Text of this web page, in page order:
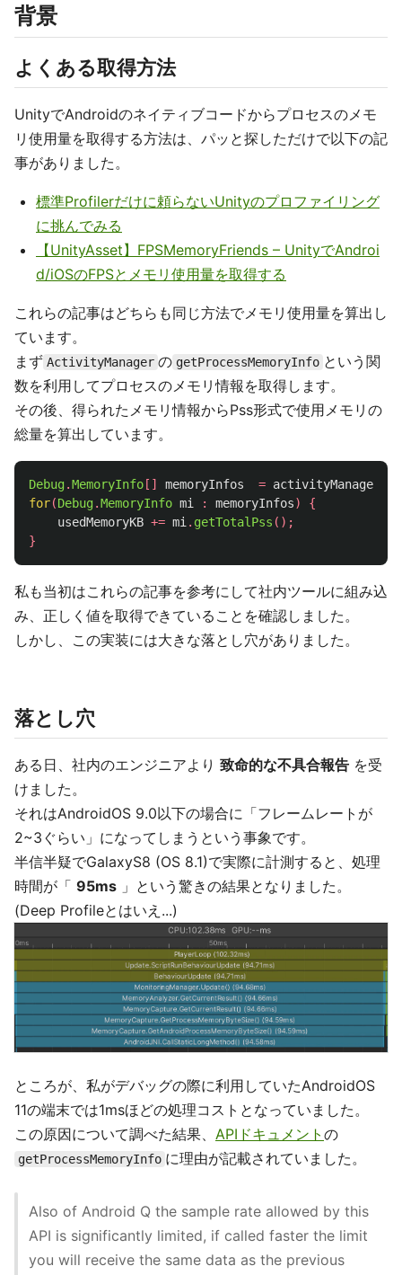
背景
よくある取得方法
UnityでAndroidのネイティブコードからプロセスのメモ
リ使用量を取得する方法は、パッと探しただけで以下の記
事がありました。
標準Profilerだけに頼らないUnityのプロファイリング
に挑んでみる
【UnityAsset】FPSMemoryFriends – UnityでAndroi
d/iOSのFPSとメモリ使用量を取得する
これらの記事はどちらも同じ方法でメモリ使用量を算出し
ています。
まず ActivityManager の getProcessMemoryInfo という関
数を利用してプロセスのメモリ情報を取得します。
その後、得られたメモリ情報からPss形式で使用メモリの
総量を算出しています。
Debug.MemoryInfo [] memoryInfos = activityManager
for(Debug.MemoryInfo mi : memoryInfos)
{
usedMemoryKB += mi . getTotalPss ();
}
私も当初はこれらの記事を参考にして社内ツールに組み込
み、正しく値を取得できていることを確認しました。
しかし、この実装には大きな落とし穴がありました。
落とし穴
ある日、社内のエンジニアより 致命的な不具合報告 を受
けました。
それはAndroidOS 9.0以下の場合に「フレームレートが
2~3ぐらい」になってしまうという事象です。
半信半疑でGalaxyS8 (OS 8.1)で実際に計測すると、処理
時間が「 95ms 」という驚きの結果となりました。
(Deep Profileとはいえ...)
ところが、私がデバッグの際に利用していたAndroidOS
11の端末では1msほどの処理コストとなっていました。
この原因について調べた結果、 APIドキュメント の
getProcessMemoryInfo に理由が記載されていました。
Also of Android Q the sample rate allowed by this
API is significantly limited, if called faster the limit
you will receive the same data as the previous